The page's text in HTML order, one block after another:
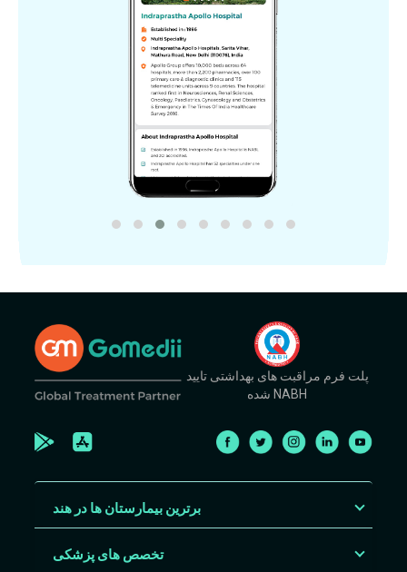
پلت فرم مراقبت های بهداشتی تایید
شده NABH
برترین بیمارستان ها در هند
تخصص های پزشکی